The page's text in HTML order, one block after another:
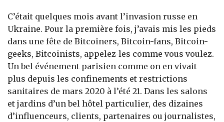
C’était quelques mois avant l’invasion russe en
Ukraine. Pour la première fois, j’avais mis les pieds
dans une fête de Bitcoiners, Bitcoin-fans, Bitcoin-
geeks, Bitcoinists, appelez-les comme vous voulez.
Un bel événement parisien comme on en vivait
plus depuis les confinements et restrictions
sanitaires de mars 2020 à l’été 21. Dans les salons
et jardins d’un bel hôtel particulier, des dizaines
d’influenceurs, clients, partenaires ou journalistes,